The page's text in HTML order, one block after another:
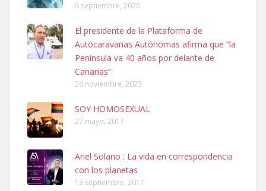
SHIBA PERDIDO AVDA JOSE MESA Y LOPEZ
PERRO MACHO RAZA SHIBA CON MICROCHIP PERDIDO HOY
06/07/2025 ZONA MESA Y LOPEZ. ES MUY ASUSTADIZO
Leales.org » Gran Canaria | 6.7.2025
Ninfa perdida
6 septiembre, 2020
El presidente de la Plataforma de
Autocaravanas Autónomas afirma que “la
Península va 40 años por delante de
Canarias”
26 noviembre, 2023
SOY HOMOSEXUAL
27 mayo, 2017
Ariel Solano : La vida en correspondencia
con los planetas
13 septiembre, 2017